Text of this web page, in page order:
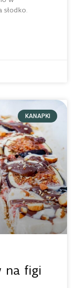
KANAPKI
na figi